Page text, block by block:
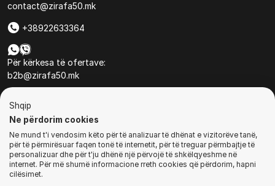
contact@zirafa50.mk
+38922633364
Për kërkesa të ofertave:
b2b@zirafa50.mk
© Të gjitha të drejtat e rezervuara
Shqip
Ne përdorim cookies
Ne mund t'i vendosim këto për të analizuar të dhënat e vizitorëve tanë,
për të përmirësuar faqen tonë të internetit, për të treguar përmbajtje të
personalizuar dhe për t'ju dhënë një përvojë të shkëlqyeshme në
internet. Për më shumë informacione rreth cookies që përdorim, hapni
cilësimet.